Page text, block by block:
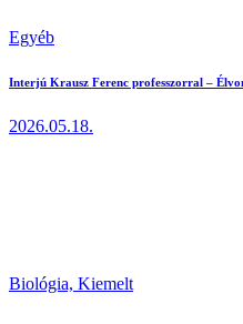
Egyéb
Interjú Krausz Ferenc professzorral –
2026.05.18.
Biológia, Kiemelt